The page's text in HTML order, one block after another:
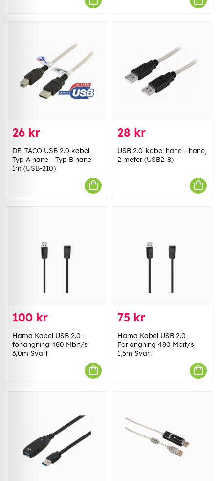
26 kr
DELTACO USB 2.0 kabel
Typ A hane - Typ B hane
1m (USB-210)
28 kr
USB 2.0-kabel hane - hane,
2 meter (USB2-8)
100 kr
Hama Kabel USB 2.0-
förlängning 480 Mbit/s
3,0m Svart
75 kr
Hama Kabel USB 2.0
Förlängning 480 Mbit/s
1,5m Svart